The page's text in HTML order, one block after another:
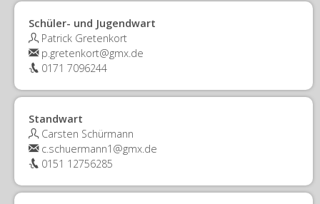
Schüler- und Jugendwart
Patrick Gretenkort
p.gretenkort@gmx.de
0171 7096244
Standwart
Carsten Schürmann
c.schuermann1@gmx.de
0151 12756285